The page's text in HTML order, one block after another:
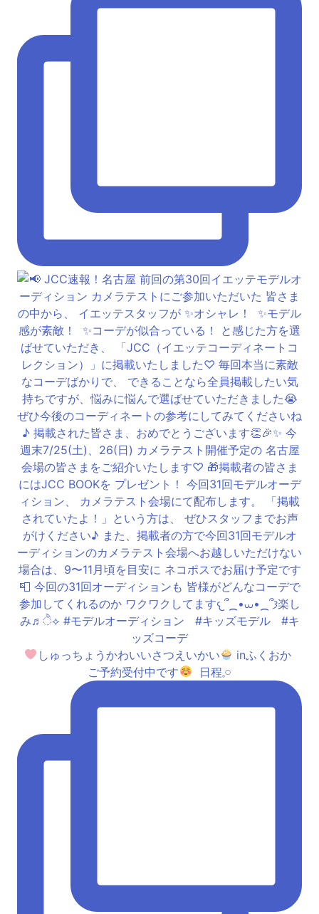
しゅっちょうかわいいさつえいかい
inふくおか ⁡
ご予約受付中です
⁡ 日程𓈒𓏸︎︎︎︎